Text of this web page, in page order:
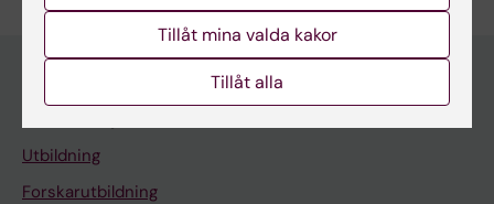
Utbildning
Forskarutbildning
Tillåt mina valda kakor
Tillåt alla